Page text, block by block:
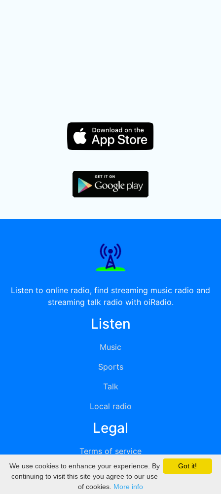
Listen to online radio, find streaming music radio and
streaming talk radio with oiRadio.
Listen
Music
Sports
Talk
Local radio
Legal
Terms of service
Privacy
DMCA
Got it!
We use cookies to enhance your experience. By
continuing to visit this site you agree to our use
of cookies. More info